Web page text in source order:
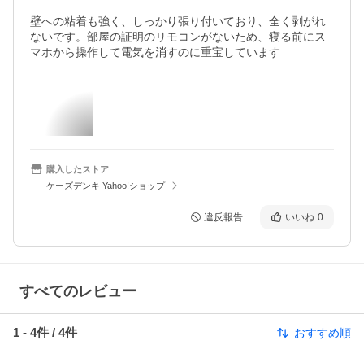
壁への粘着も強く、しっかり張り付いており、全く剥がれ
ないです。部屋の証明のリモコンがないため、寝る前にス
マホから操作して電気を消すのに重宝しています
購入したストア
ケーズデンキ Yahoo!ショップ
違反報告 いいね 0
すべてのレビュー
1 - 4件 / 4件 おすすめ順